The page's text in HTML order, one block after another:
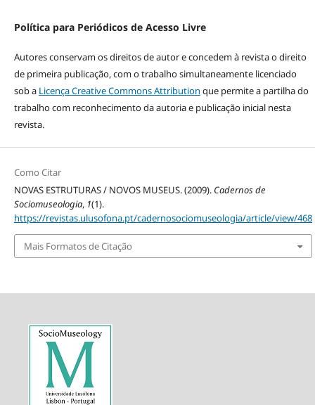
Política para Periódicos de Acesso Livre
Autores conservam os direitos de autor e concedem à revista o direito
de primeira publicação, com o trabalho simultaneamente licenciado
sob a Licença Creative Commons Attribution que permite a partilha do
trabalho com reconhecimento da autoria e publicação inicial nesta
revista.
Como Citar
NOVAS ESTRUTURAS / NOVOS MUSEUS. (2009). Cadernos de
Sociomuseologia, 1(1).
https://revistas.ulusofona.pt/cadernosociomuseologia/article/view/468
Mais Formatos de Citação